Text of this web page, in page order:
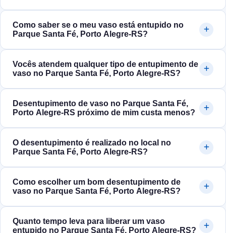
Como saber se o meu vaso está entupido no
Parque Santa Fé, Porto Alegre‑RS?
Vocês atendem qualquer tipo de entupimento de
vaso no Parque Santa Fé, Porto Alegre‑RS?
Desentupimento de vaso no Parque Santa Fé,
Porto Alegre‑RS próximo de mim custa menos?
O desentupimento é realizado no local no
Parque Santa Fé, Porto Alegre‑RS?
Como escolher um bom desentupimento de
vaso no Parque Santa Fé, Porto Alegre‑RS?
Quanto tempo leva para liberar um vaso
entupido no Parque Santa Fé, Porto Alegre‑RS?